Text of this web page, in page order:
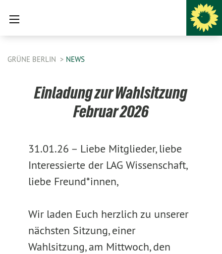
GRÜNE BERLIN NEWS
Einladung zur Wahlsitzung
Februar 2026
31.01.26 – Liebe Mitglieder, liebe
Interessierte der LAG Wissenschaft,
liebe Freund*innen,
Wir laden Euch herzlich zu unserer
nächsten Sitzung, einer
Wahlsitzung, am Mittwoch, den